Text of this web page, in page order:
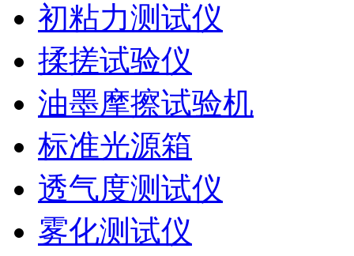
初粘力测试仪
揉搓试验仪
油墨摩擦试验机
标准光源箱
透气度测试仪
雾化测试仪